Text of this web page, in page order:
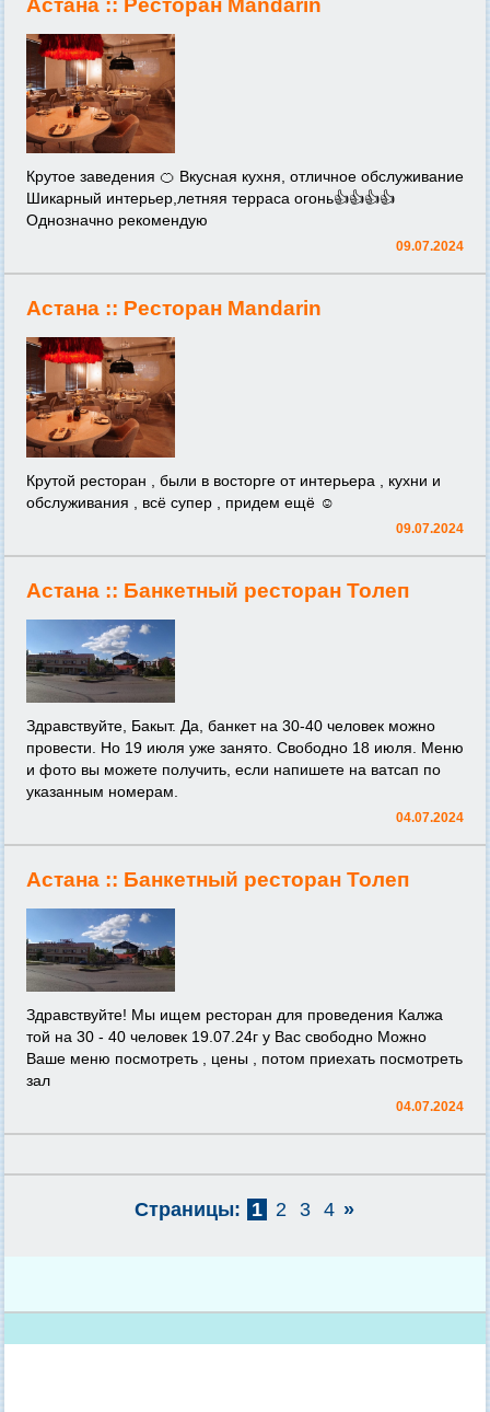
Астана :: Ресторан Mandarin
Крутое заведения 🍊 Вкусная кухня, отличное обслуживание
Шикарный интерьер,летняя терраса огонь👍👍👍👍
Однозначно рекомендую
09.07.2024
Астана :: Ресторан Mandarin
Крутой ресторан , были в восторге от интерьера , кухни и
обслуживания , всё супер , придем ещё ☺️
09.07.2024
Астана :: Банкетный ресторан Толеп
Здравствуйте, Бакыт. Да, банкет на 30-40 человек можно
провести. Но 19 июля уже занято. Свободно 18 июля. Меню
и фото вы можете получить, если напишете на ватсап по
указанным номерам.
04.07.2024
Астана :: Банкетный ресторан Толеп
Здравствуйте! Мы ищем ресторан для проведения Калжа
той на 30 - 40 человек 19.07.24г у Вас свободно Можно
Ваше меню посмотреть , цены , потом приехать посмотреть
зал
04.07.2024
Страницы: 1 2 3 4 »